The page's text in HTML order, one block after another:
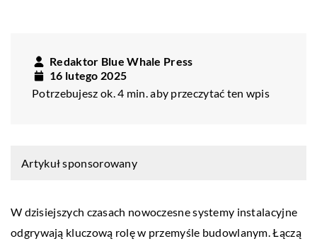
Redaktor Blue Whale Press
16 lutego 2025
Potrzebujesz ok. 4 min. aby przeczytać ten wpis
Artykuł sponsorowany
W dzisiejszych czasach nowoczesne systemy instalacyjne
odgrywają kluczową rolę w przemyśle budowlanym. Łączą